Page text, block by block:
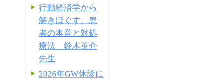
行動経済学から
解きほぐす、患
者の本音と対処
療法 鈴木英介
先生
2026年GW休診に